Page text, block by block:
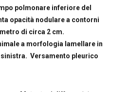
polmonare inferiore del
opacità nodulare a contorni
di circa 2 cm.
a morfologia lamellare in
Versamento pleurico